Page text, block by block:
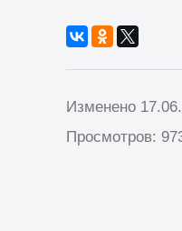
Изменено
Просмотров: